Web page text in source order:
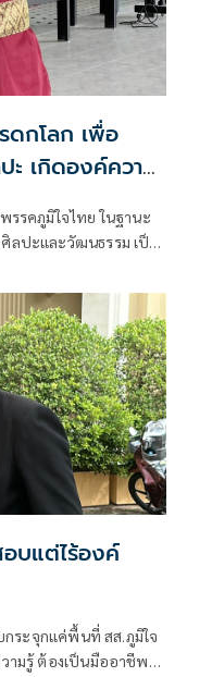
กโลก เพื่อ
เกิดองค์ความ
รรคภูมิใจไทย ในฐานะ
ลปะและวัฒนธรรม เป็น
งหวัดเพชรบุรี ร่วมกับ
อดจนทุกภาคส่วน ที่ร่วม
ลกเปลี่ยนองค์ความรู้และ
าติ
บแต่ไร้องค์
ระจุกแค่พื้นที่ สส.ภูมิใจ
ามรู้ ต้องเป็นมืออาชีพ